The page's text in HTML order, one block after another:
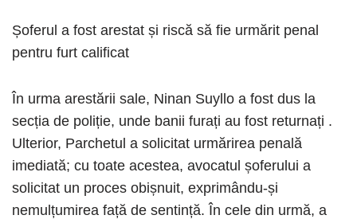
Șoferul a fost arestat și riscă să fie urmărit penal
pentru furt calificat
În urma arestării sale, Ninan Suyllo a fost dus la
secția de poliție, unde banii furați au fost returnați .
Ulterior, Parchetul a solicitat urmărirea penală
imediată; cu toate acestea, avocatul șoferului a
solicitat un proces obișnuit, exprimându-și
nemulțumirea față de sentință. În cele din urmă, a